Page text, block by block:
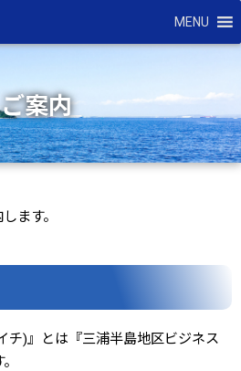
MENU
ご案内
ます。
チ)』とは『三浦半島地区ビジネス